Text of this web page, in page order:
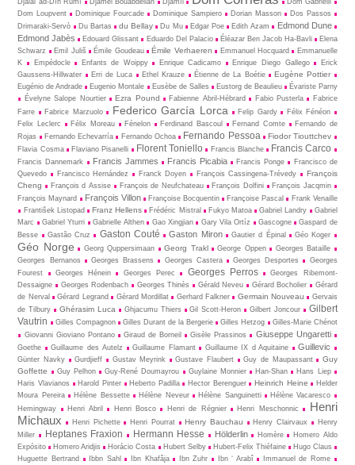
Djalâl ad-Dîn Rûmî Djamel Bouabdellah Djamīl
Dom Gabrielli
Dom Loupvent
Dominique Fourcade Dominique Sampiero Dorian Masson
Dos Passos
Drimaraki-Servò
Du Bartas du Bellay Du Mu Edgar Poe Edith Azam
Edmond Dune
Edmond Jabès
Edouard Glissant Eduardo Del Palacio Éléazar Ben Jacob Ha-Bavli
Elena
Schwarz
Emil Juliš Émile Goudeau Émile Verhaeren Emmanuel Hocquard
Emmanuelle
K
Empédocle Enfants de Woippy Enrique Cadicamo Enrique Diego Gallego
Erick
Gaussens-Hillwater
Erri de Luca Ethel Krauze Étienne de La Boétie Eugène Pottier
Eugénio de Andrade Eugenio Montale Eusèbe de Salles Eustorg de Beaulieu
Évariste Parny
Évelyne Salope Nourtier
Ezra Pound Fabienne Abril-Hébrard Fabio Pusterla
Fabrice
Farre
Fabrice Marzuolo Federico García Lorca Felip Gardy
Félix Fénéon
Felix Leclerc
Félix Moreau Fénelon Ferdinand Bascoul Fernand Comte
Fernando de
Rojas
Fernando Echevarría Fernando Ochoa Fernando Pessoa Fiodor Tiouttchev
Flavia Cosma Flaviano Pisanelli Florent Toniello Francis Blanche Francis Carco
Francis Dannemark Francis Jammes Francis Picabia Francis Ponge
Francisco de
Quevedo
Francisco Hernández Franck Doyen François Cassingena-Trévedy
François
Cheng
François d Assise François de Neufchateau François Dolfini
François Jacqmin
François Maynard
François Villon Françoise Bocquentin Françoise Pascal
Frank Venaille
František Listopad
Franz Hellens Frédéric Mistral Fukyo Matoa Gabriel Landry
Gabriel
Marc
Gabriel Yturri Gabrielle Althen Gao Xingjian Gary Vila Ortíz Gascogne
Gaspard de
Besse
Gastão Cruz Gaston Couté Gaston Miron Gautier d Épinal Géo Koger
Géo Norge Georg Quppersimaan Georg Trakl George Oppen
Georges Bataille
Georges Bernanos
Georges Brassens Georges Castera Georges Desportes
Georges
Fourest
Georges Hénein Georges Perec Georges Perros
Georges Ribemont-
Dessaigne
Georges Rodenbach Georges Thinès Gérald Neveu Gérard Bocholier
Gérard
de Nerval
Gérard Legrand Gérard Mordillat Gerhard Falkner Germain Nouveau
Gervais
de Tilbury
Ghérasim Luca Ghjacumu Thiers Gil Scott-Heron Gilbert Joncour
Gilbert
Vautrin
Gilles Compagnon Gilles Durant de la Bergerie Gilles Hetzog
Gilles-Marie Chénot
Giovanni Gioviano Pontano
Giraud de Borneil Gisèle Prassinos Giuseppe Ungaretti
Goethe Guillaume des Autelz Guillaume Flamant Guillaume IX d Aquitaine Guillevic
Günter Navky Gurdjieff Gustav Meyrink Gustave Flaubert Guy de Maupassant
Guy
Goffette
Guy Pelhon Guy-René Dou­may­rou Guylaine Monnier Han-Shan
Hans Liep
Haris Vlavianos
Harold Pinter Heberto Padilla Hector Berenguer Heinrich Heine
Helder
Moura Pereira
Hélène Bessette Hélène Neveur Hélène Sanguinetti
Hélène Vacaresco
Hemingway
Henri Abril Henri Bosco Henri de Régnier Henri Meschonnic
Henri
Michaux
Henri Pichette Henri Pourrat Henry Bauchau Henry Clairvaux
Henry
Miller
Heptanes Fraxion Hermann Hesse Hölderlin Homère
Homero Aldo
Expósito
Homero Aridjis Horácio Costa Hubert Selby Hubert-Felix Thiéfaine
Hugo Claus
Huguette Bertrand
Ibbn Sahl Ibn Khafâja Ibn Zuhr Ibn ‘ Arabî
Immanuel de Rome